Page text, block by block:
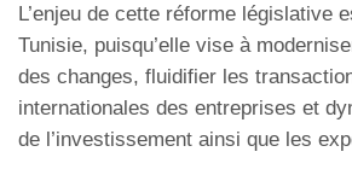
L’enjeu de cette réforme législative
Tunisie, puisqu’elle vise à
des changes, fluidifier les
internationales des entreprises et
de l’investissement ainsi que les